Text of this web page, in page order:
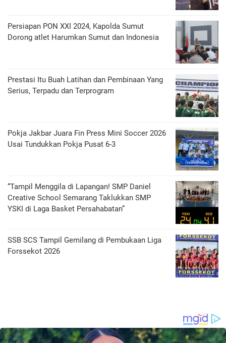
Persiapan PON XXI 2024, Kapolda Sumut
Dorong atlet Harumkan Sumut dan Indonesia
Prestasi Itu Buah Latihan dan Pembinaan Yang
Serius, Terpadu dan Terprogram
Pokja Jakbar Juara Fin Press Mini Soccer 2026
Usai Tundukkan Pokja Pusat 6-3
“Tampil Menggila di Lapangan! SMP Daniel
Creative School Semarang Taklukkan SMP
YSKI di Laga Basket Persahabatan”
SSB SCS Tampil Gemilang di Pembukaan Liga
Forssekot 2026 ‎